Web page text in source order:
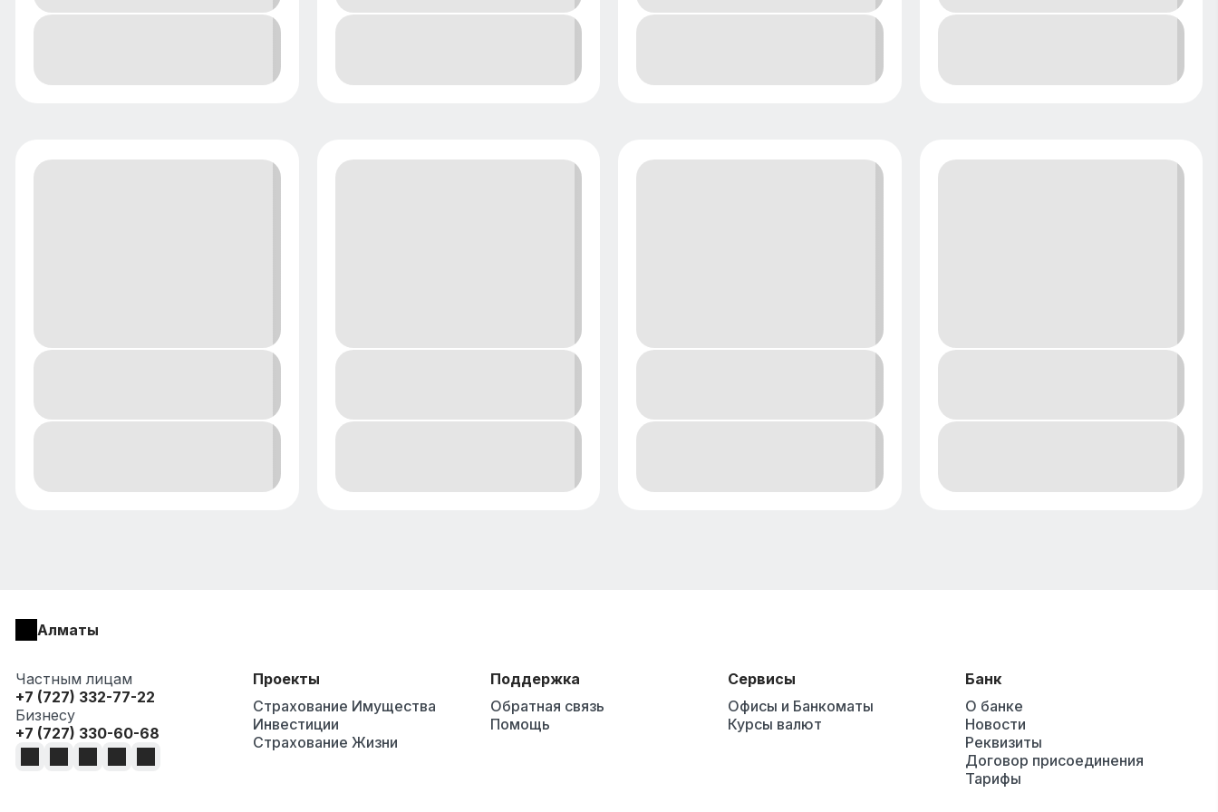
Алматы
Частным лицам
+7 (727) 332-77-22
Бизнесу
+7 (727) 330-60-68
Проекты
Страхование Имущества
Инвестиции
Страхование Жизни
Поддержка
Обратная связь
Помощь
Сервисы
Офисы и Банкоматы
Курсы валют
Банк
О банке
Новости
Реквизиты
Договор присоединения
Тарифы